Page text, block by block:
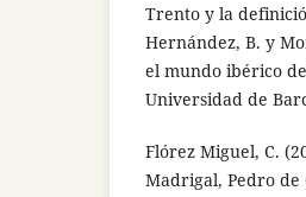
Trento y la
Hernández, B. y
el mundo ibérico
Universidad de
Flórez Miguel, C.
Madrigal, Pedro de